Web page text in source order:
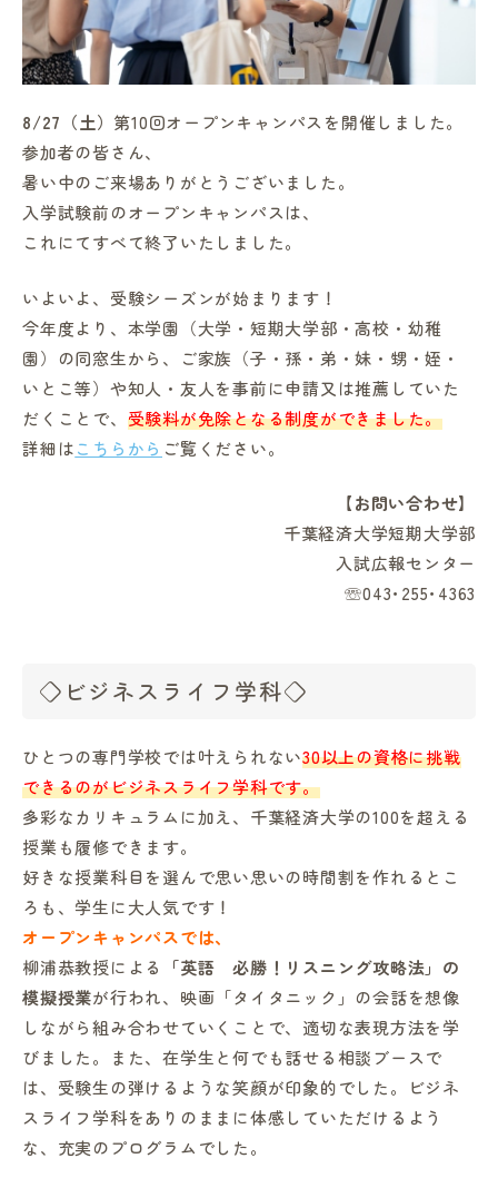
in Campus
プライバシーポリシー
8/27（土） 第10回オープンキャンパスを開催しました。
参加者の皆さん、
暑い中のご来場ありがとうございました。
入学試験前のオープンキャンパスは、
これにてすべて終了いたしました。
いよいよ、受験シーズンが始まります！
今年度より、本学園（大学・短期大学部・高校・幼稚
園）の同窓生から、ご家族（子・孫・弟・妹・甥・姪・
いとこ等）や知人・友人を事前に申請又は推薦していた
だくことで、 受験料が免除となる制度ができました。
詳細はこちらから ご覧ください。
【お問い合わせ】
千葉経済大学短期大学部
入試広報センター
☏043･255･4363
◇ビジネスライフ学科◇
ひとつの専門学校では叶えられない30以上の資格に挑戦
できるのがビジネスライフ学科です。
多彩なカリキュラムに加え、千葉経済大学の100を超える
授業も履修できます。
好きな授業科目を選んで思い思いの時間割を作れるとこ
ろも、学生に大人気です！
オープンキャンパスでは、
柳浦恭教授による
「英語 必勝！リスニング攻略法」の
模擬授業が行われ、映画「タイタニック」の会話を想像
しながら組み合わせていくことで、適切な表現方法を学
びました。また、在学生と何でも話せる相談ブースで
は、受験生の弾けるような笑顔が印象的でした。ビジネ
スライフ学科をありのままに体感していただけるよう
な、充実のプログラムでした。